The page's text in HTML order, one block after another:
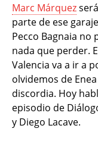
Marc Márquez
parte de ese
Pecco Bagnaia
nada que perder.
Valencia va a ir a
olvidemos de
discordia. Hoy
episodio de
y Diego Lacave.